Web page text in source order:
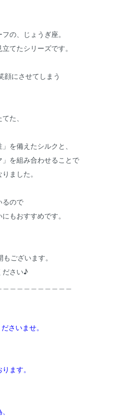
の、じょうぎ座。
てたシリーズです。
顔にさせてしまう
た、
を備えたシルクと、
を組み合わせることで
ました。
るので
もおすすめです。
もございます。
ださい♪
さいませ。
ます。